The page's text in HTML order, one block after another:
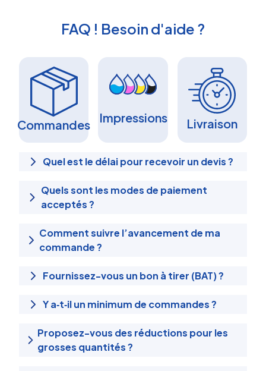
FAQ ! Besoin d'aide ?
Commandes Impressions Livraison
Quel est le délai pour recevoir un devis ?
Quels sont les modes de paiement
acceptés ?
Comment suivre l’avancement de ma
commande ?
Fournissez-vous un bon à tirer (BAT) ?
Y a‑t‑il un minimum de commandes ?
Proposez-vous des réductions pour les
grosses quantités ?